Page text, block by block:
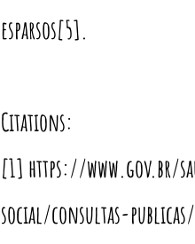
esparsos[5].
Citations:
[1] https://www.gov.br/
social/consultas-